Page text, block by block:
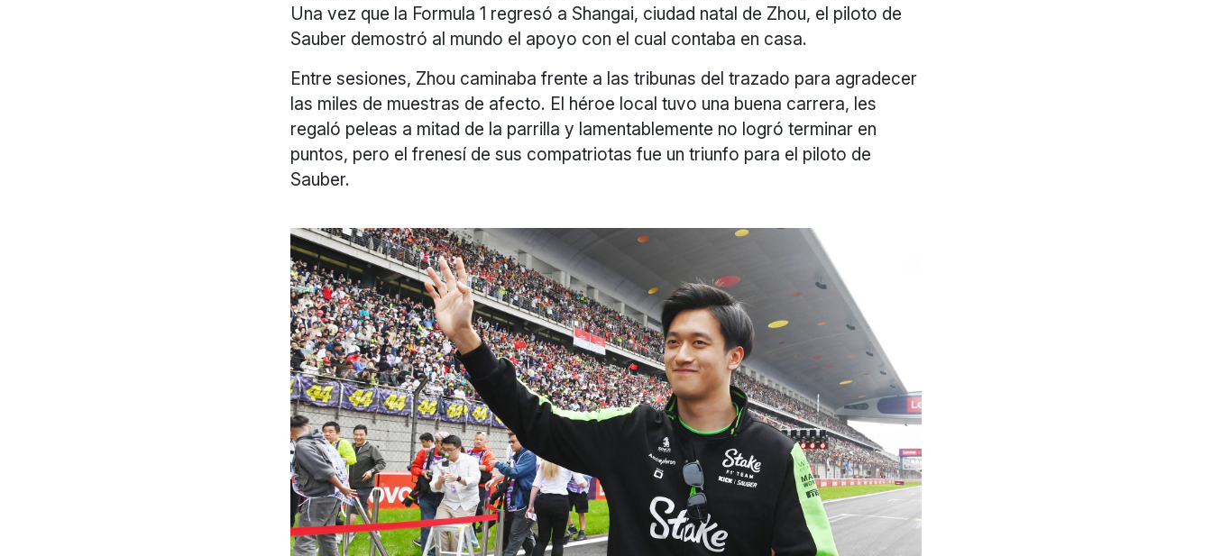
Una vez que la Formula 1 regresó a Shangai, ciudad natal de Zhou, el piloto de
Sauber demostró al mundo el apoyo con el cual contaba en casa.
Entre sesiones, Zhou caminaba frente a las tribunas del trazado para agradecer
las miles de muestras de afecto. El héroe local tuvo una buena carrera, les
regaló peleas a mitad de la parrilla y lamentablemente no logró terminar en
puntos, pero el frenesí de sus compatriotas fue un triunfo para el piloto de
Sauber.